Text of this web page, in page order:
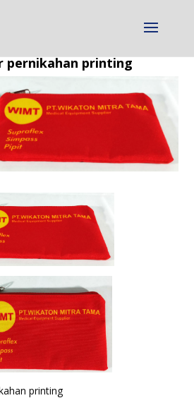
pernikahan printing
printing